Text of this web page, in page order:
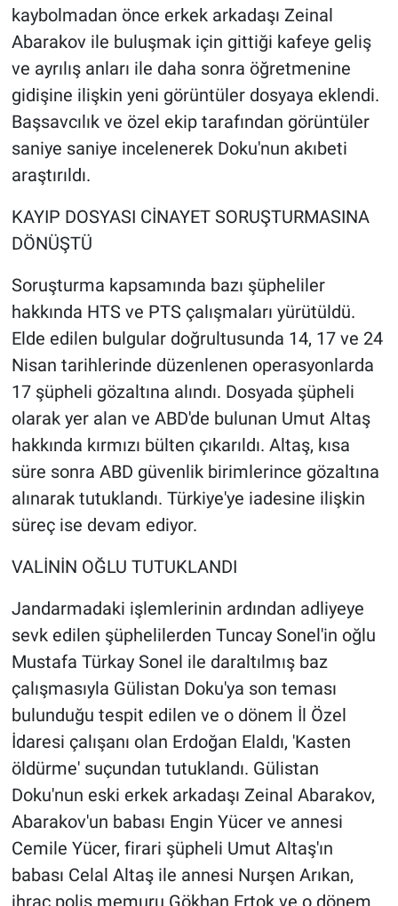
kaybolmadan önce erkek arkadaşı Zeinal
Abarakov ile buluşmak için gittiği kafeye geliş
ve ayrılış anları ile daha sonra öğretmenine
gidişine ilişkin yeni görüntüler dosyaya eklendi.
Başsavcılık ve özel ekip tarafından görüntüler
saniye saniye incelenerek Doku'nun akıbeti
araştırıldı.
KAYIP DOSYASI CİNAYET SORUŞTURMASINA
DÖNÜŞTÜ
Soruşturma kapsamında bazı şüpheliler
hakkında HTS ve PTS çalışmaları yürütüldü.
Elde edilen bulgular doğrultusunda 14, 17 ve 24
Nisan tarihlerinde düzenlenen operasyonlarda
17 şüpheli gözaltına alındı. Dosyada şüpheli
olarak yer alan ve ABD'de bulunan Umut Altaş
hakkında kırmızı bülten çıkarıldı. Altaş, kısa
süre sonra ABD güvenlik birimlerince gözaltına
alınarak tutuklandı. Türkiye'ye iadesine ilişkin
süreç ise devam ediyor.
VALİNİN OĞLU TUTUKLANDI
Jandarmadaki işlemlerinin ardından adliyeye
sevk edilen şüphelilerden Tuncay Sonel'in oğlu
Mustafa Türkay Sonel ile daraltılmış baz
çalışmasıyla Gülistan Doku'ya son teması
bulunduğu tespit edilen ve o dönem İl Özel
İdaresi çalışanı olan Erdoğan Elaldı, 'Kasten
öldürme' suçundan tutuklandı. Gülistan
Doku'nun eski erkek arkadaşı Zeinal Abarakov,
Abarakov'un babası Engin Yücer ve annesi
Cemile Yücer, firari şüpheli Umut Altaş'ın
babası Celal Altaş ile annesi Nurşen Arıkan,
ihraç polis memuru Gökhan Ertok ve o dönem
Kültür Sanat
Ne demişti
Nedir
Popüler
Programlar
Sağlık
Spor
Teknoloji
Türkiye'nin Geleceği
Türkiye'nin Gündemi
Yerel Gündem
Yerel Yaşam
Canlı Yayın